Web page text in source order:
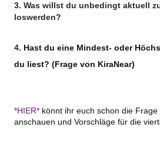
3. Was willst du unbedingt aktuell
loswerden?
4. Hast du eine Mindest- oder
du liest? (Frage von KiraNear)
*HIER* könnt ihr euch schon die
anschauen und Vorschläge für die